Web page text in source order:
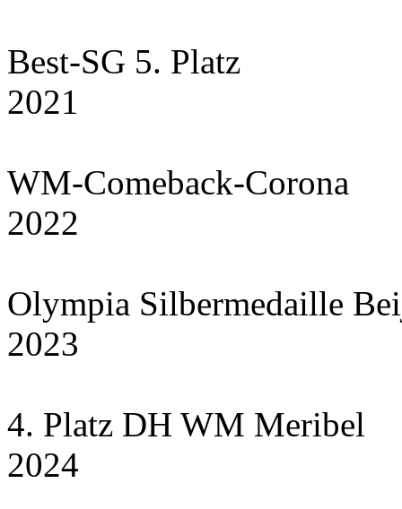
Best-SG 5. Platz
2021
WM-Comeback-Corona
2022
Olympia Silbermedaille
2023
4. Platz DH WM Meribel
2024